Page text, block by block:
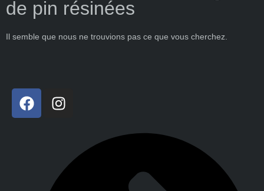
de pin résinées
Il semble que nous ne trouvions pas ce que vous cherchez.